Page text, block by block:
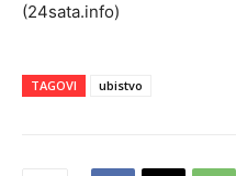
(24sata.info)
TAGOVI ubistvo